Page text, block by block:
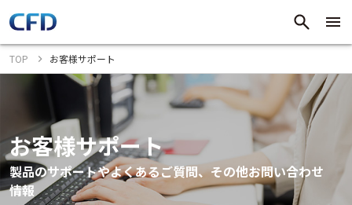
TOP お客様サポート
お客様サポート
製品のサポートやよくあるご質問、その他お問い合わせ
情報